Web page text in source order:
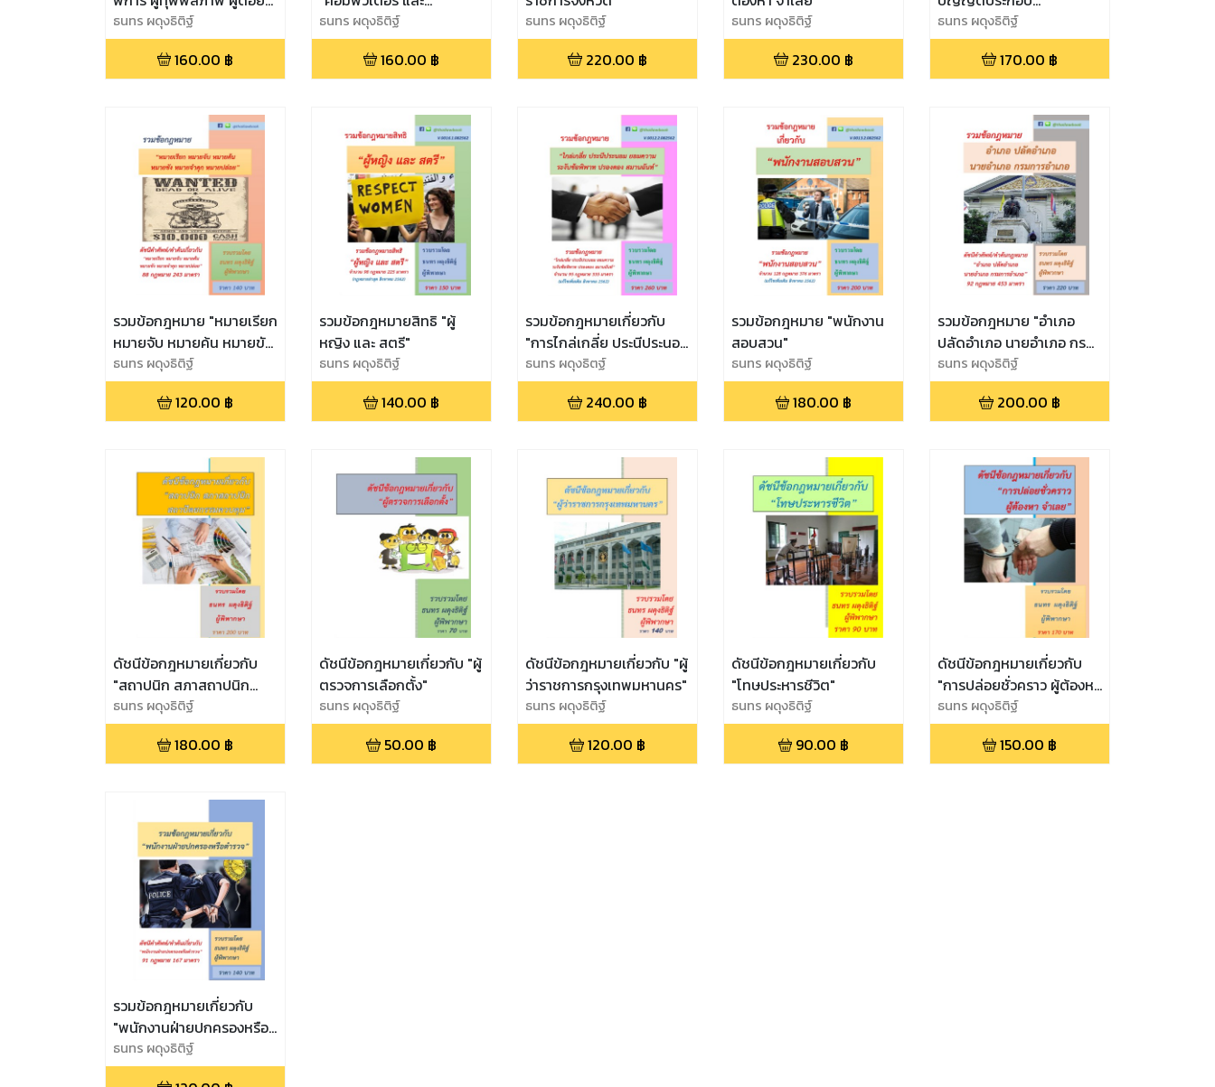
โอกาส"
ธนทร ผดุงธิติฐ์
160.00 ฿
อิเล็กทรอนิกส์"
ธนทร ผดุงธิติฐ์
160.00 ฿
ธนทร ผดุงธิติฐ์
220.00 ฿
ธนทร ผดุงธิติฐ์
230.00 ฿
รัฐธรรมนูญว่าด้วยคณะ
กรรมการการเลือกตั้ง พ.ศ.
ธนทร ผดุงธิติฐ์
170.00 ฿
รวมข้อกฎหมาย "หมายเรียก
หมายจับ หมายค้น หมายขัง
หมายจำคุก หมายปล่อย"
ธนทร ผดุงธิติฐ์
120.00 ฿
รวมข้อกฎหมายสิทธิ "ผู้
หญิง และ สตรี"
ธนทร ผดุงธิติฐ์
140.00 ฿
รวมข้อกฎหมายเกี่ยวกับ
"การไกล่เกลี่ย ประนีประนอม
ยอมความ ระงับข้อพิพาท"
ธนทร ผดุงธิตฐ์
240.00 ฿
รวมข้อกฎหมาย "พนักงาน
สอบสวน"
ธนทร ผดุงธิติฐ์
180.00 ฿
รวมข้อกฎหมาย "อำเภอ
ปลัดอำเภอ นายอำเภอ กรม
การอำเภอ"
ธนทร ผดุงธิติฐ์
200.00 ฿
ดัชนีข้อกฎหมายเกี่ยวกับ
"สถาปนิก สภาสถาปนิก
สถาปัตยกรรมควบคุม"
ธนทร ผดุงธิติฐ์
180.00 ฿
ดัชนีข้อกฎหมายเกี่ยวกับ "ผู้
ตรวจการเลือกตั้ง"
ธนทร ผดุงธิติฐ์
50.00 ฿
ดัชนีข้อกฎหมายเกี่ยวกับ "ผู้
ว่าราชการกรุงเทพมหานคร"
ธนทร ผดุงธิติฐ์
120.00 ฿
ดัชนีข้อกฎหมายเกี่ยวกับ
"โทษประหารชีวิต"
ธนทร ผดุงธิติฐ์
90.00 ฿
ดัชนีข้อกฎหมายเกี่ยวกับ
"การปล่อยชั่วคราว ผู้ต้องหา
จำเลย"
ธนทร ผดุงธิติฐ์
150.00 ฿
รวมข้อกฎหมายเกี่ยวกับ
"พนักงานฝ่ายปกครองหรือ
ตำรวจ"
ธนทร ผดุงธิติฐ์